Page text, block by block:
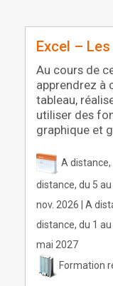
Excel –
Au cours de
apprendrez à
tableau,
utiliser des
graphique et
A distance,
distance, du 5
nov. 2026 | A
distance, du 1
mai 2027
Formation